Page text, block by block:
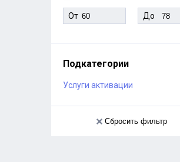
От До
Подкатегории
Услуги активации
Сбросить фильтр